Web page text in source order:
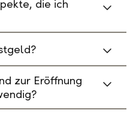
die ich
zur Eröffnung